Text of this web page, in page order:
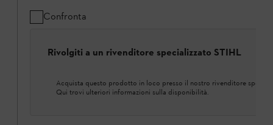
Confronta
Rivolgiti a un rivenditore specializzato STIHL
Acquista questo prodotto in loco presso il nostro rivenditore
Qui trovi ulteriori informazioni sulla disponibilità.